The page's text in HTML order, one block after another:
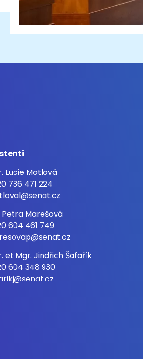
Lucie Motlová
736 471 224
Petra Marešová
604 461 749
et Mgr. Jindřich Šafařík
604 348 930